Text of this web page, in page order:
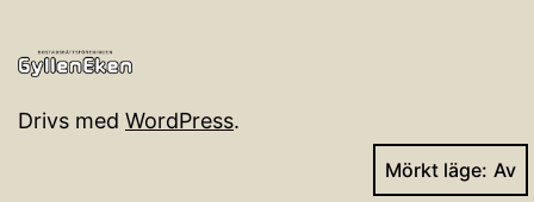
Drivs med WordPress.
Mörkt läge: